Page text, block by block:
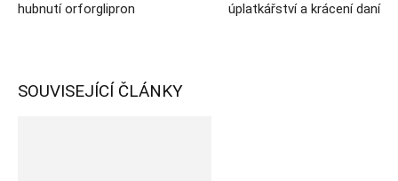
hubnutí orforglipron
úplatkářství a krácení daní
SOUVISEJÍCÍ ČLÁNKY